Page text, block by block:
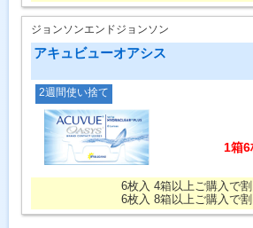
ジョンソンエンドジョンソン
アキュビューオアシス
2週間使い捨て
1箱6
6枚入 4箱以上ご購入で割
6枚入 8箱以上ご購入で割